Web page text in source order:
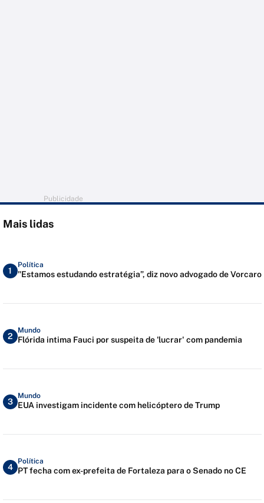
Publicidade
Mais lidas
1
Política
"Estamos estudando estratégia”, diz novo advogado de Vorcaro
2
Mundo
Flórida intima Fauci por suspeita de 'lucrar' com pandemia
3
Mundo
EUA investigam incidente com helicóptero de Trump
4
Política
PT fecha com ex-prefeita de Fortaleza para o Senado no CE